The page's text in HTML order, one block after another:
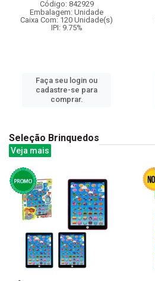
Código: 842929
Embalagem: Unidade
Caixa Com: 120 Unidade(s)
IPI: 9.75%
Faça seu login ou
cadastre-se para
comprar.
Seleção Brinquedos
Veja mais